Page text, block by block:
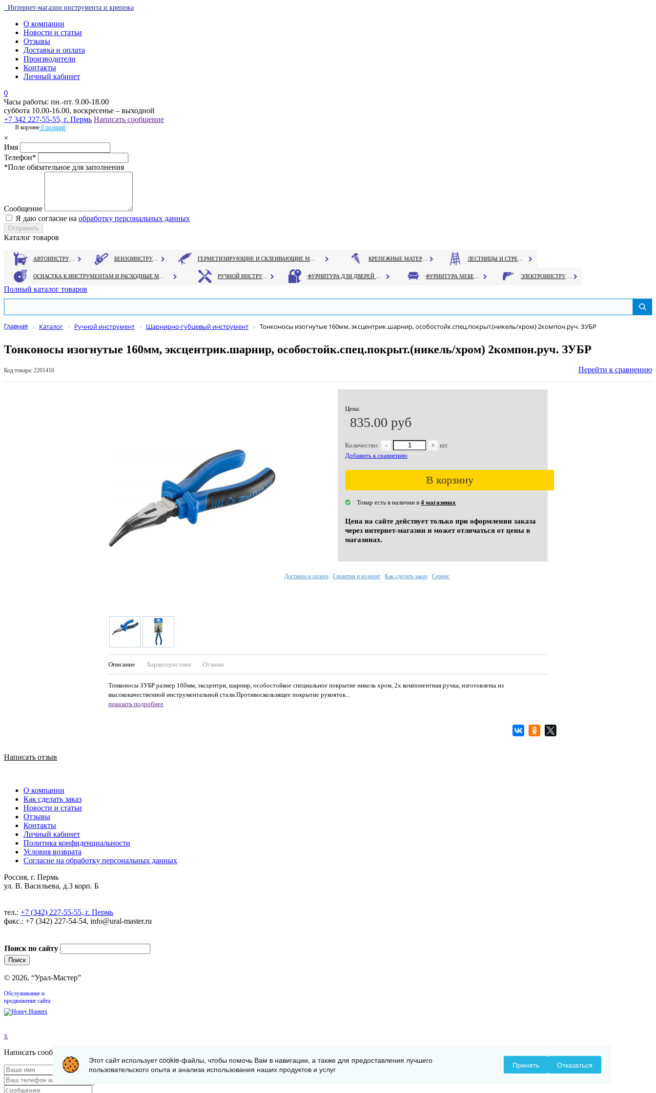
Интернет-магазин инструмента и крепежа
О компании
Новости и статьи
Отзывы
Доставка и оплата
Производители
Контакты
Личный кабинет
0
Часы работы: пн.-пт. 9.00-18.00
суббота 10.00-16.00, воскресенье – выходной
+7 342 227-55-55, г. Пермь Написать сообщение
В корзине 0 позиций
×
Имя
Телефон*
*Поле обязательное для заполнения
Сообщение
Я даю согласие на обработку персональных данных
Каталог товаров
Полный каталог товаров
Главная Каталог Ручной инструмент Шарнирно-губцевый инструмент Тонконосы изогнутые 160мм, эксцентрик.шарнир, особостойк.спец.покрыт.(никель/хром) 2компон.руч. ЗУБР
Тонконосы изогнутые 160мм, эксцентрик.шарнир, особостойк.спец.покрыт.(никель/хром) 2компон.руч. ЗУБР
Код товара: 2201416 Перейти к сравнению
Цена:
835.00 руб
Количество: - +
шт.
Добавить к сравнению
В корзину
Товар есть в наличии в 4 магазинах
Цена на сайте действует только при оформлении заказа
через интернет-магазин и может отличаться от цены в
магазинах.
Описание Характеристики Отзывы
Тонконосы ЗУБР размер 160мм, эксцентри, шарнир, особостойкое специальное покрытие никель хром, 2х компонентная ручка, изготовлены из
высококачественной инструментальной стали.Противоскользящее покрытие рукояток...
показать подробнее
Доставка и оплата Гарантия и возврат Как сделать заказ Сервис
Написать отзыв
О компании
Как сделать заказ
Новости и статьи
Отзывы
Контакты
Личный кабинет
Политика конфиденциальности
Условия возврата
Согласие на обработку персональных данных
Россия, г. Пермь
ул. В. Васильева, д.3 корп. Б
тел.: +7 (342) 227-55-55, г. Пермь
факс.: +7 (342) 227-54-54, info@ural-master.ru
Поиск по сайту
© 2026, “Урал-Мастер”
Обслуживание и
продвижение сайта
x
Написать сообщение
Этот сайт использует cookie-файлы, чтобы помочь Вам в навигации, а также для предоставления лучшего
пользовательского опыта и анализа использования наших продуктов и услуг
Принять Отказаться